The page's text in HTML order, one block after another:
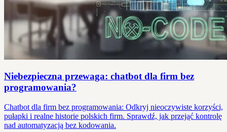
Niebezpieczna przewaga: chatbot dla firm bez
programowania?
Chatbot dla firm bez programowania: Odkryj nieoczywiste korzyści,
pułapki i realne historie polskich firm. Sprawdź, jak przejąć kontrolę
nad automatyzacją bez kodowania.